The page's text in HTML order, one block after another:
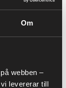
Om
webben –
levererar till
EUR/MWh.
med
fortsatt